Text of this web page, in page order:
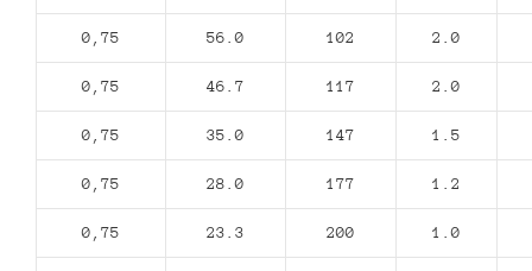
0,75 56.0 102 2.0
0,75 46.7 117 2.0
0,75 35.0 147 1.5
0,75 28.0 177 1.2
0,75 23.3 200 1.0